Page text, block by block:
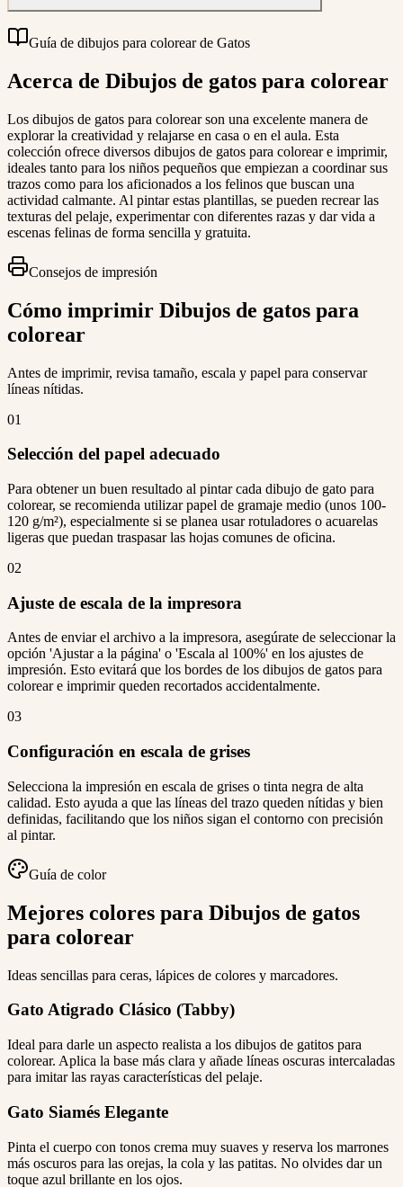
Guía de dibujos para colorear de Gatos
Acerca de Dibujos de gatos para colorear
Los dibujos de gatos para colorear son una excelente manera de
explorar la creatividad y relajarse en casa o en el aula. Esta
colección ofrece diversos dibujos de gatos para colorear e imprimir,
ideales tanto para los niños pequeños que empiezan a coordinar sus
trazos como para los aficionados a los felinos que buscan una
actividad calmante. Al pintar estas plantillas, se pueden recrear las
texturas del pelaje, experimentar con diferentes razas y dar vida a
escenas felinas de forma sencilla y gratuita.
Consejos de impresión
Cómo imprimir Dibujos de gatos para
colorear
Antes de imprimir, revisa tamaño, escala y papel para conservar
líneas nítidas.
01
Selección del papel adecuado
Para obtener un buen resultado al pintar cada dibujo de gato para
colorear, se recomienda utilizar papel de gramaje medio (unos 100-
120 g/m²), especialmente si se planea usar rotuladores o acuarelas
ligeras que puedan traspasar las hojas comunes de oficina.
02
Ajuste de escala de la impresora
Antes de enviar el archivo a la impresora, asegúrate de seleccionar la
opción 'Ajustar a la página' o 'Escala al 100%' en los ajustes de
impresión. Esto evitará que los bordes de los dibujos de gatos para
colorear e imprimir queden recortados accidentalmente.
03
Configuración en escala de grises
Selecciona la impresión en escala de grises o tinta negra de alta
calidad. Esto ayuda a que las líneas del trazo queden nítidas y bien
definidas, facilitando que los niños sigan el contorno con precisión
al pintar.
Guía de color
Mejores colores para Dibujos de gatos
para colorear
Ideas sencillas para ceras, lápices de colores y marcadores.
Gato Atigrado Clásico (Tabby)
Ideal para darle un aspecto realista a los dibujos de gatitos para
colorear. Aplica la base más clara y añade líneas oscuras intercaladas
para imitar las rayas características del pelaje.
Gato Siamés Elegante
Pinta el cuerpo con tonos crema muy suaves y reserva los marrones
más oscuros para las orejas, la cola y las patitas. No olvides dar un
toque azul brillante en los ojos.